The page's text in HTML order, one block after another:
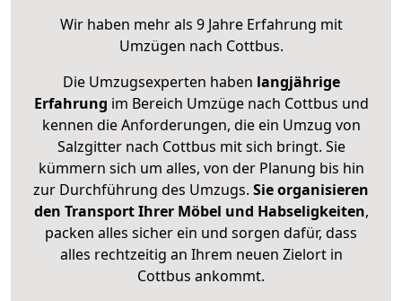
Wir haben mehr als 9 Jahre Erfahrung mit
Umzügen nach Cottbus.
Die Umzugsexperten haben langjährige
Erfahrung im Bereich Umzüge nach Cottbus und
kennen die Anforderungen, die ein Umzug von
Salzgitter nach Cottbus mit sich bringt. Sie
kümmern sich um alles, von der Planung bis hin
zur Durchführung des Umzugs. Sie organisieren
den Transport Ihrer Möbel und Habseligkeiten,
packen alles sicher ein und sorgen dafür, dass
alles rechtzeitig an Ihrem neuen Zielort in
Cottbus ankommt.